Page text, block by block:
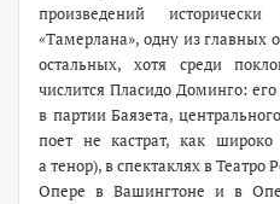
произведений
«Тамерлана», одну из главных
остальных, хотя среди
числится Пласидо Доминго:
в партии Баязета,
поет не кастрат, как широко
а тенор), в спектаклях в
Опере в Вашингтоне и в